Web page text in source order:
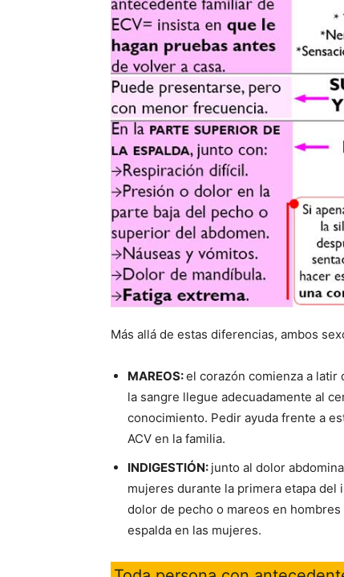
Más allá de estas diferencias, ambos
MAREOS:el corazón comienza a latir
la sangre llegue adecuadamente al
conocimiento. Pedir ayuda frente a
ACV en la familia.
INDIGESTIÓN: junto al dolor
mujeres durante la primera etapa del
dolor de pecho o mareos en
espalda en las mujeres.